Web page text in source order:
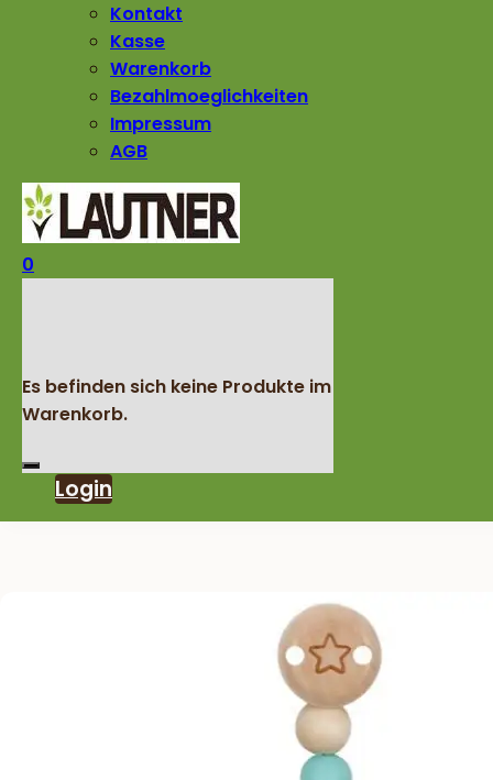
Kontakt
Kasse
Warenkorb
Bezahlmoeglichkeiten
Impressum
AGB
0
Es befinden sich keine Produkte im
Warenkorb.
Login